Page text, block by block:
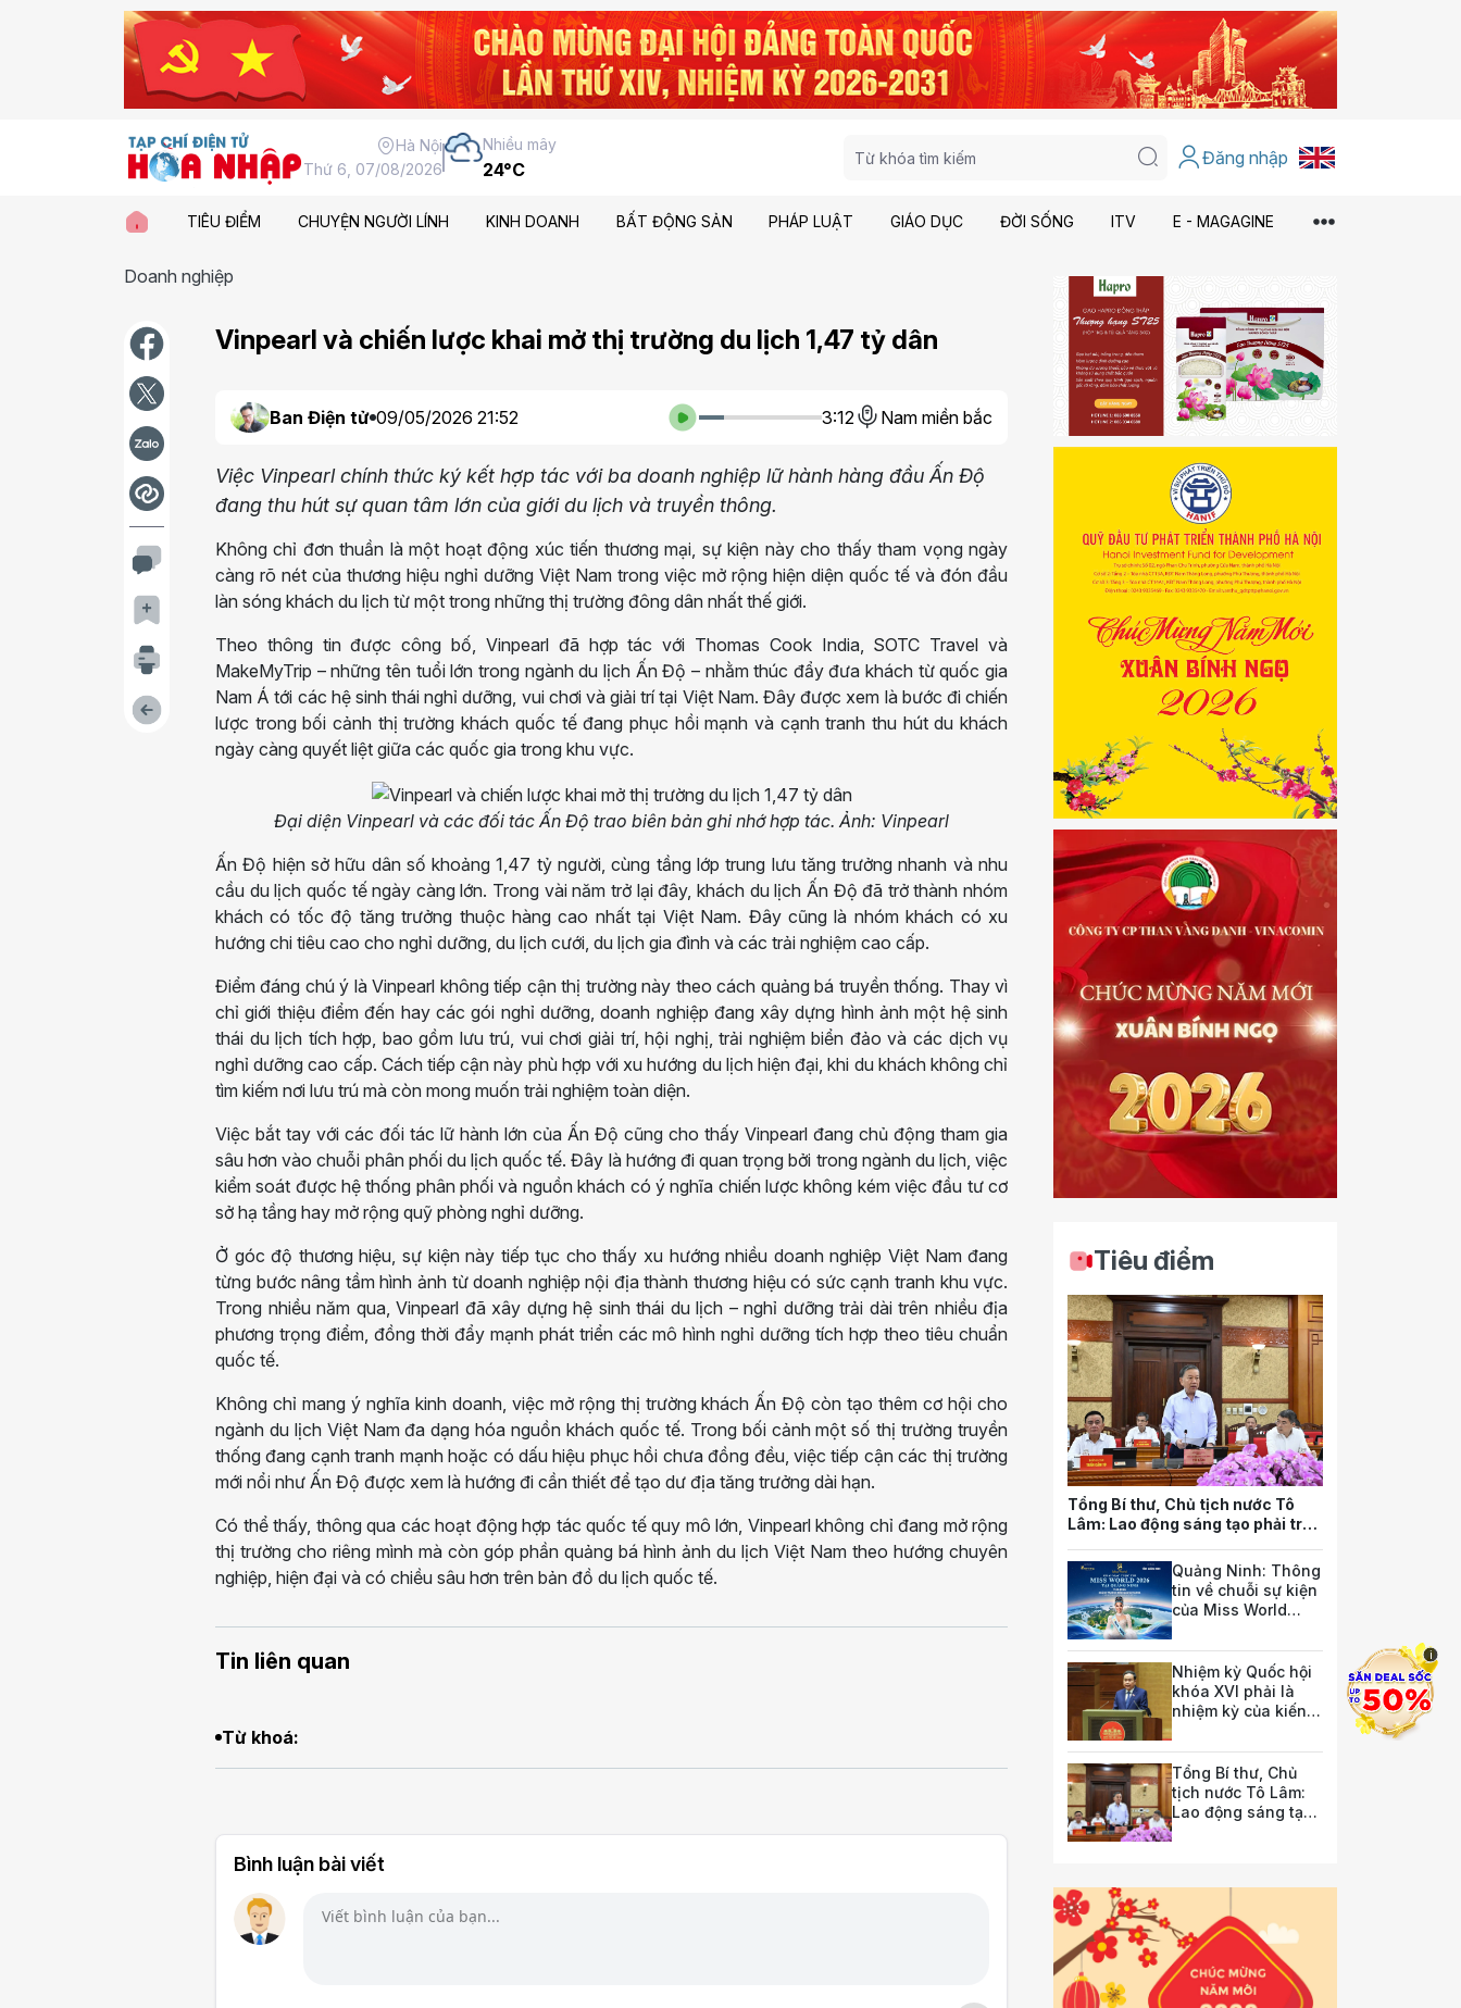
Hà Nội
Thứ 6, 07/08/2026
Nhiều mây
24°C
Đăng nhập
TIÊU ĐIỂM CHUYỆN NGƯỜI LÍNH KINH DOANH BẤT ĐỘNG SẢN PHÁP LUẬT GIÁO DỤC ĐỜI SỐNG ITV E - MAGAGINE
Doanh nghiệp
Vinpearl và chiến lược khai mở thị trường du lịch 1,47 tỷ dân
Ban Điện tử 09/05/2026 21:52 3:12 Nam miền bắc
Việc Vinpearl chính thức ký kết hợp tác với ba doanh nghiệp lữ hành hàng đầu Ấn Độ
đang thu hút sự quan tâm lớn của giới du lịch và truyền thông.
Không chỉ đơn thuần là một hoạt động xúc tiến thương mại, sự kiện này cho thấy tham vọng ngày
càng rõ nét của thương hiệu nghỉ dưỡng Việt Nam trong việc mở rộng hiện diện quốc tế và đón đầu
làn sóng khách du lịch từ một trong những thị trường đông dân nhất thế giới.
Theo thông tin được công bố, Vinpearl đã hợp tác với Thomas Cook India, SOTC Travel và
MakeMyTrip – những tên tuổi lớn trong ngành du lịch Ấn Độ – nhằm thúc đẩy đưa khách từ quốc gia
Nam Á tới các hệ sinh thái nghỉ dưỡng, vui chơi và giải trí tại Việt Nam. Đây được xem là bước đi chiến
lược trong bối cảnh thị trường khách quốc tế đang phục hồi mạnh và cạnh tranh thu hút du khách
ngày càng quyết liệt giữa các quốc gia trong khu vực.
Đại diện Vinpearl và các đối tác Ấn Độ trao biên bản ghi nhớ hợp tác. Ảnh: Vinpearl
Ấn Độ hiện sở hữu dân số khoảng 1,47 tỷ người, cùng tầng lớp trung lưu tăng trưởng nhanh và nhu
cầu du lịch quốc tế ngày càng lớn. Trong vài năm trở lại đây, khách du lịch Ấn Độ đã trở thành nhóm
khách có tốc độ tăng trưởng thuộc hàng cao nhất tại Việt Nam. Đây cũng là nhóm khách có xu
hướng chi tiêu cao cho nghỉ dưỡng, du lịch cưới, du lịch gia đình và các trải nghiệm cao cấp.
Điểm đáng chú ý là Vinpearl không tiếp cận thị trường này theo cách quảng bá truyền thống. Thay vì
chỉ giới thiệu điểm đến hay các gói nghỉ dưỡng, doanh nghiệp đang xây dựng hình ảnh một hệ sinh
thái du lịch tích hợp, bao gồm lưu trú, vui chơi giải trí, hội nghị, trải nghiệm biển đảo và các dịch vụ
nghỉ dưỡng cao cấp. Cách tiếp cận này phù hợp với xu hướng du lịch hiện đại, khi du khách không chỉ
tìm kiếm nơi lưu trú mà còn mong muốn trải nghiệm toàn diện.
Việc bắt tay với các đối tác lữ hành lớn của Ấn Độ cũng cho thấy Vinpearl đang chủ động tham gia
sâu hơn vào chuỗi phân phối du lịch quốc tế. Đây là hướng đi quan trọng bởi trong ngành du lịch, việc
kiểm soát được hệ thống phân phối và nguồn khách có ý nghĩa chiến lược không kém việc đầu tư cơ
sở hạ tầng hay mở rộng quỹ phòng nghỉ dưỡng.
Ở góc độ thương hiệu, sự kiện này tiếp tục cho thấy xu hướng nhiều doanh nghiệp Việt Nam đang
từng bước nâng tầm hình ảnh từ doanh nghiệp nội địa thành thương hiệu có sức cạnh tranh khu vực.
Trong nhiều năm qua, Vinpearl đã xây dựng hệ sinh thái du lịch – nghỉ dưỡng trải dài trên nhiều địa
phương trọng điểm, đồng thời đẩy mạnh phát triển các mô hình nghỉ dưỡng tích hợp theo tiêu chuẩn
quốc tế.
Không chỉ mang ý nghĩa kinh doanh, việc mở rộng thị trường khách Ấn Độ còn tạo thêm cơ hội cho
ngành du lịch Việt Nam đa dạng hóa nguồn khách quốc tế. Trong bối cảnh một số thị trường truyền
thống đang cạnh tranh mạnh hoặc có dấu hiệu phục hồi chưa đồng đều, việc tiếp cận các thị trường
mới nổi như Ấn Độ được xem là hướng đi cần thiết để tạo dư địa tăng trưởng dài hạn.
Có thể thấy, thông qua các hoạt động hợp tác quốc tế quy mô lớn, Vinpearl không chỉ đang mở rộng
thị trường cho riêng mình mà còn góp phần quảng bá hình ảnh du lịch Việt Nam theo hướng chuyên
nghiệp, hiện đại và có chiều sâu hơn trên bản đồ du lịch quốc tế.
Tin liên quan
Từ khoá:
Bình luận bài viết
Tiêu điểm
Tổng Bí thư, Chủ tịch nước Tô
Lâm: Lao động sáng tạo phải trở
của quốc gia trong tương lai
Quảng Ninh: Thông
tin về chuỗi sự kiện
của Miss World
Nhiệm kỳ Quốc hội
khóa XVI phải là
nhiệm kỳ của kiến
triển
Tổng Bí thư, Chủ
tịch nước Tô Lâm:
Lao động sáng tạo
gia trong tương lai
i